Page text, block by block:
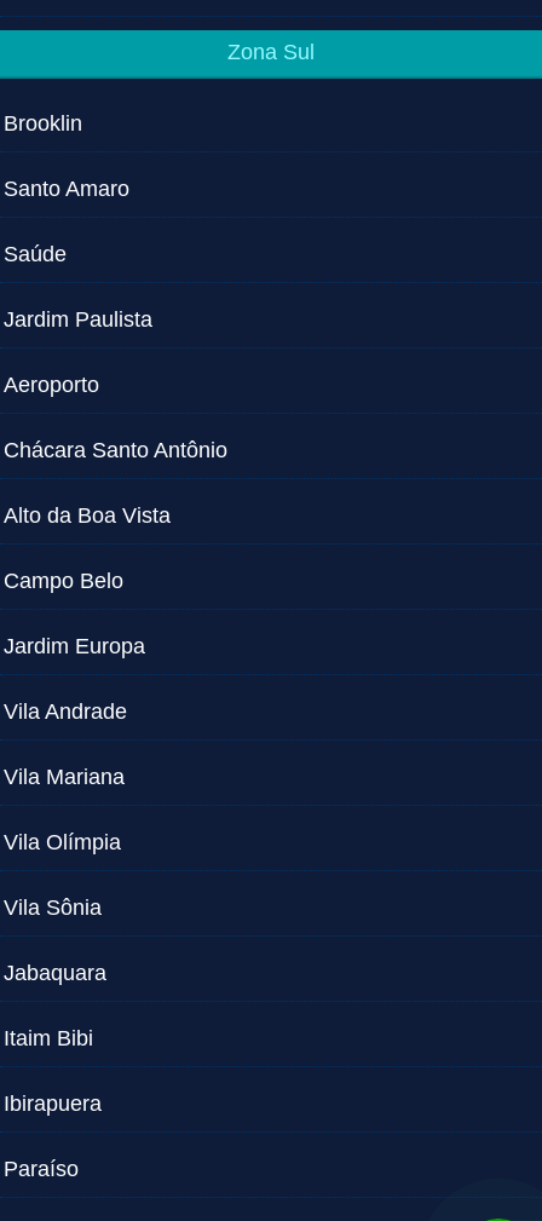
Zona Sul
Brooklin
Santo Amaro
Saúde
Jardim Paulista
Aeroporto
Chácara Santo Antônio
Alto da Boa Vista
Campo Belo
Jardim Europa
Vila Andrade
Vila Mariana
Vila Olímpia
Vila Sônia
Jabaquara
Itaim Bibi
Ibirapuera
Paraíso